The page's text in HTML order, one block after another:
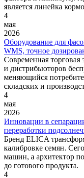
является линейка
4
мая
2026
Оборудование для
WMS, точное
Современная торговая
и дистрибьюторов
меняющийся
складских и
4
мая
2026
Инновации в
переработки
Бренд ELICA
калибровке семян.
машин, а архитектор
до готового продукта.
4